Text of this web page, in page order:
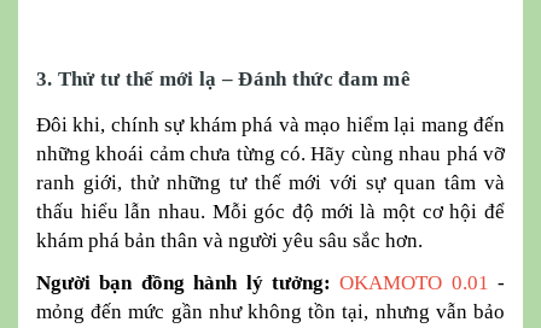
3. Thử tư thế mới lạ – Đánh thức đam mê
Đôi khi, chính sự khám phá và mạo hiểm lại mang đến
những khoái cảm chưa từng có. Hãy cùng nhau phá vỡ
ranh giới, thử những tư thế mới với sự quan tâm và
thấu hiểu lẫn nhau. Mỗi góc độ mới là một cơ hội để
khám phá bản thân và người yêu sâu sắc hơn.
Người bạn đồng hành lý tưởng: OKAMOTO 0.01 -
mỏng đến mức gần như không tồn tại, nhưng vẫn bảo